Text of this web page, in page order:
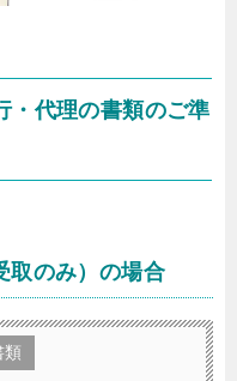
・代理の書類のご準
取のみ）の場合
類